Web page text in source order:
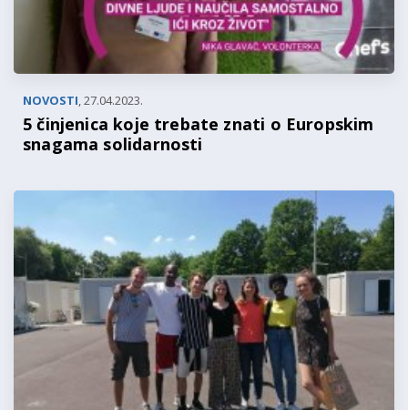
NOVOSTI 27.04.2023.
5 činjenica koje trebate znati o Europskim
snagama solidarnosti